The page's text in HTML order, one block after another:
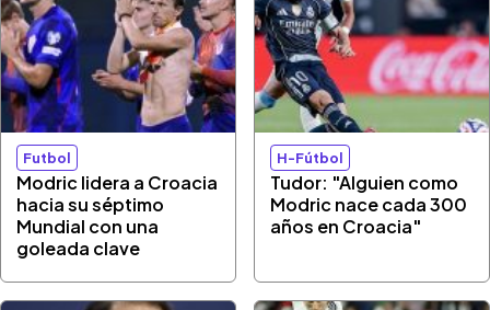
Futbol
Modric lidera a Croacia
hacia su séptimo
Mundial con una
goleada clave
H-Fútbol
Tudor: "Alguien como
Modric nace cada 300
años en Croacia"